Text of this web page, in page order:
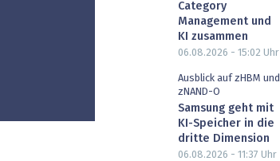
Category
Management und
KI zusammen
06.08.2026 - 15:02 Uhr
Ausblick auf zHBM und
zNAND-O
Samsung geht mit
KI-Speicher in die
dritte Dimension
06.08.2026 - 11:37 Uhr